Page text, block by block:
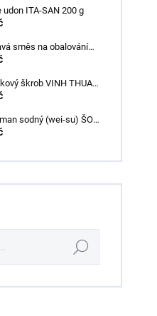
udon ITA-SAN 200 g
směs na obalování
150 g
škrob VINH THUAN
sodný (wei-su) ŠON
Hledat